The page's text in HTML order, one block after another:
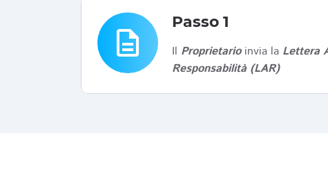
description
Passo 1
Il Proprietarioinvia la Lettera
Responsabilità (LAR)